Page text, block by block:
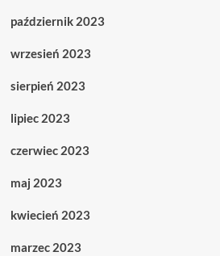
październik 2023
wrzesień 2023
sierpień 2023
lipiec 2023
czerwiec 2023
maj 2023
kwiecień 2023
marzec 2023